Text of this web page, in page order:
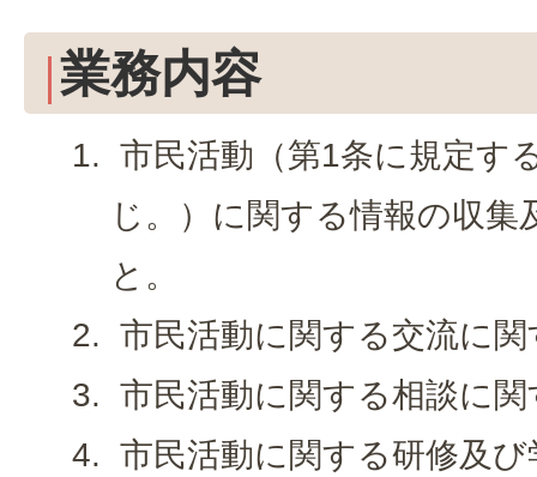
業務内容
市民活動（第1条に規定す
じ。）に関する情報の収集
と。
市民活動に関する交流に
市民活動に関する相談に
市民活動に関する研修及